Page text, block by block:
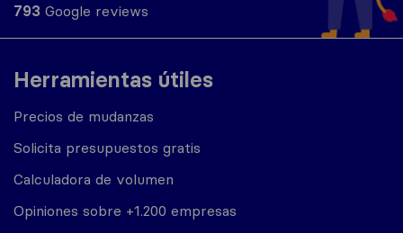
Herramientas útiles
Precios de mudanzas
Solicita presupuestos gratis
Calculadora de volumen
Opiniones sobre +1.200 empresas
793 Google reviews